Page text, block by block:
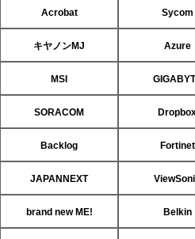
Acrobat Sycom
キヤノンMJ Azure
MSI
SORACOM
Backlog Fortinet
JAPANNEXT
brand new ME! Belkin